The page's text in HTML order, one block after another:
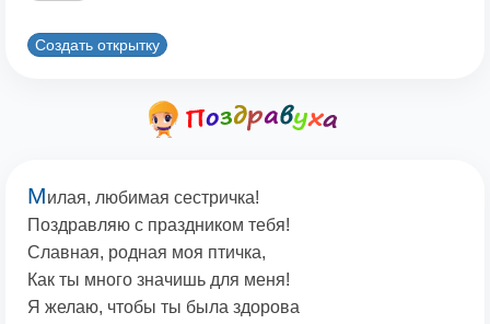
Создать открытку
Милая, любимая сестричка!
Поздравляю с праздником тебя!
Славная, родная моя птичка,
Как ты много значишь для меня!
Я желаю, чтобы ты была здорова